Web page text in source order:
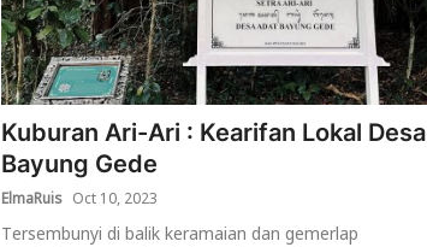
Kuburan Ari-Ari : Kearifan Lokal Desa
Bayung Gede
ElmaRuis Oct 10, 2023
Tersembunyi di balik keramaian dan gemerlap